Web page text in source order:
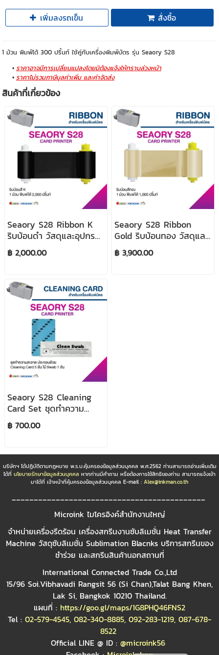
เพิ่มลงรถเข็น สั่งซื้อ
1 ม้วน พิมพ์ได้ 300 ปริ้นท์ ใช้คู่กับเครื่องพิมพ์บัตร รุ่น Seaory S28
ราคาอาจมีการเปลี่ยนแปลงโดยมิต้องแจ้งให้ทราบล่วงหน้า
ราคาไม่รวมภาษีมูลค่าเพิ่ม และค่าจัดส่ง
สินค้าที่เกี่ยวข้อง
Seaory S28 Ribbon K
ริบบ้อนดำ วัสดุและอุปกรณ์
เครื่องพิมพ์บัตร
฿ 2,000.00
Seaory S28 Ribbon
Gold ริบบ้อนทอง วัสดุและ
อุปกรณ์เครื่องพิมพ์บัตร
฿ 3,900.00
Seaory S28 Cleaning
Card Set ชุดทำความ
สะอาด วัสดุและอุปกรณ์
เครื่องพิมพ์บัตร
฿ 700.00
บริษัทฯ ได้ปฏิบัติตามกฏหมาย พ.ร.บ.คุ้มครองข้อมูลส่วนบุคคล พ.ศ.2562 ท่านสามารถอ่านเพิ่มเติม
ได้ที่ นโยบายรักษาข้อมูลส่วนบุคคล หากท่านมีคำถาม หรือต้องการใช้สิทธิของท่าน สามารถแจ้งเข้า
มาได้ที่ เจ้าหน้าที่คุ้มครองข้อมูลส่วนบุคคล E-mail : Alex@inkman.co.th
____________________________________________
Microink ไมโครอิงค์สำนักงานใหญ่
จำหน่ายเครื่องรีดร้อน เครื่องสกรีนงานซับลิเมชั่น Heat Transfer
Machine วัสดุซับลิเมชั่น Sublimation Blacnks บริการสกรีนของ
ชำร่วย และสกรีนสินค้านอกสถานที่
International Connected Trade Co.,Ltd
15/96 Soi.Vibhavadi Rangsit 56 (Si Chan),Talat Bang Khen,
Lak Si, Bangkok 10210 Thailand.
แผนที่ : https://goo.gl/maps/1G8PHQ46FNS2
Tel : 02-579-4545, 082-340-8885, 092-283-1219, 087-678-
8522
Official LINE @ ID : @microink56